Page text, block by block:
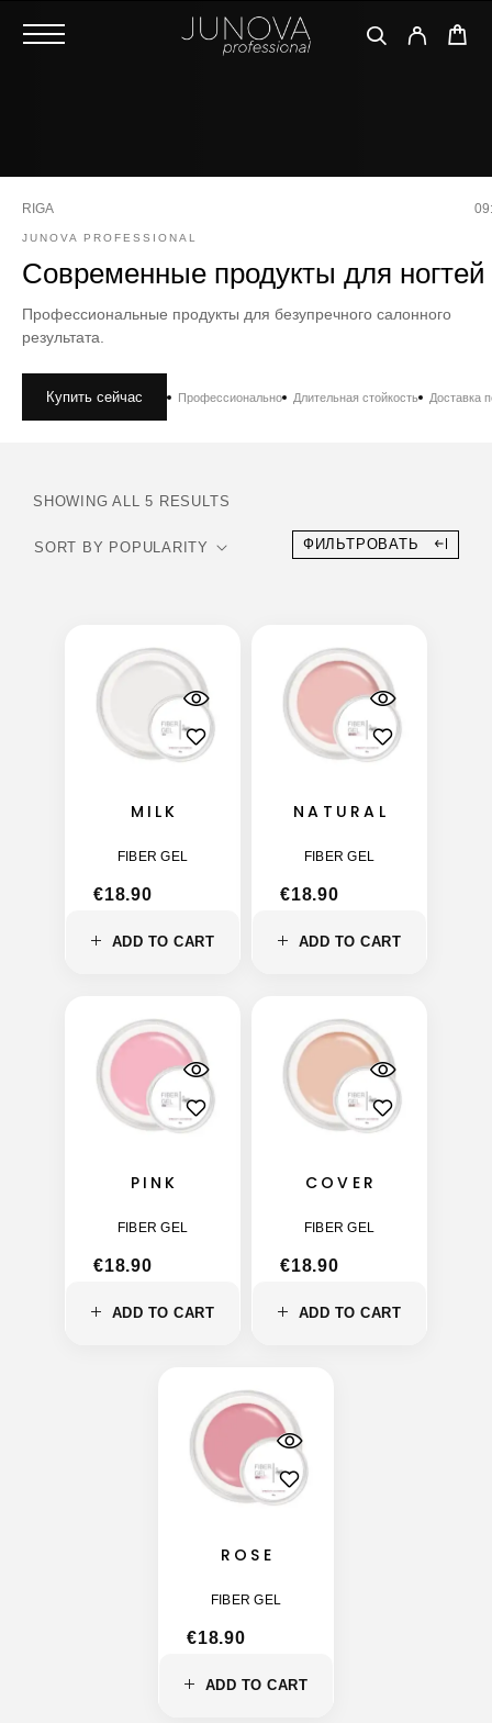
RIGA
JUNOVA PROFESSIONAL
Современные продукты для ногтей
Профессиональные продукты для безупречного салонного
результата.
Купить сейчас Профессионально Длительная стойкость Доставка
SHOWING ALL 5 RESULTS
ФИЛЬТРОВАТЬ
ADD TO CART
MILK
FIBER GEL
€18.90
ADD TO CART
NATURAL
FIBER GEL
€18.90
ADD TO CART
PINK
FIBER GEL
€18.90
ADD TO CART
COVER
FIBER GEL
€18.90
ADD TO CART
ROSE
FIBER GEL
€18.90